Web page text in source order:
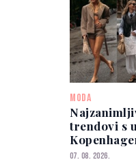
MODA
trendovi s
07. 08. 2026.